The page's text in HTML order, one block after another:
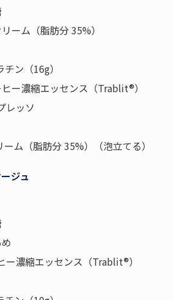
ーム（脂肪分 35%）
ン（16g）
ー濃縮エッセンス（Trablit®）
レッソ
ム（脂肪分 35%）（泡立てる）
ジュ
濃縮エッセンス（Trablit®）